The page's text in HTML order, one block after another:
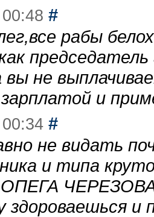
#
рабы
не
и
#
не видать
и типа
здороваешься